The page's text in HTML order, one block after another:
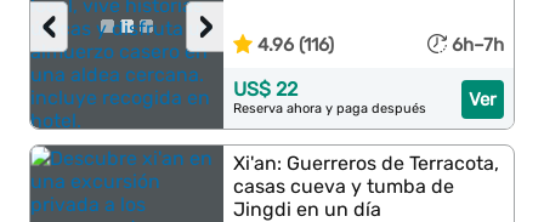
›
‹ 4.96 (116) 6h–7h
Ver
US$ 22
Reserva ahora y paga después
Xi'an: Guerreros de Terracota,
casas cueva y tumba de
Jingdi en un día